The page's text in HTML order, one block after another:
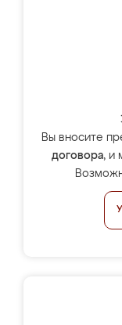
Вы вносите
договора, и